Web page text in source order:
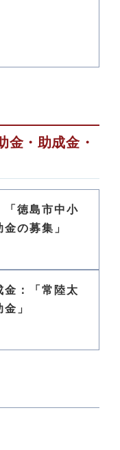
金・助成金・
「徳島市中小
の募集」
金：「常陸太
」